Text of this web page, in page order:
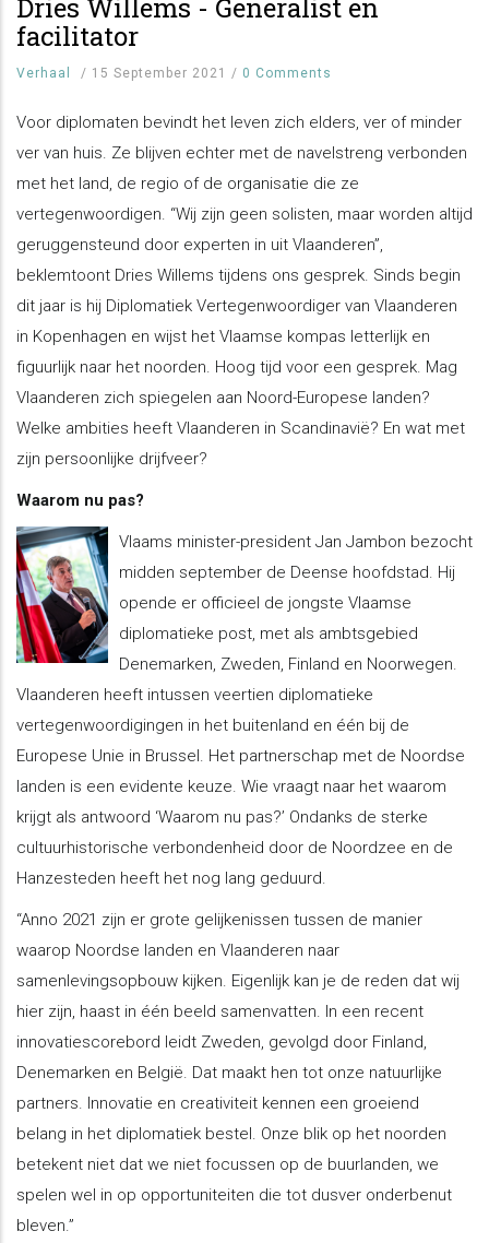
Dries Willems - Generalist en
facilitator
Verhaal / 15 September 2021 / 0 Comments
Voor diplomaten bevindt het leven zich elders, ver of minder
ver van huis. Ze blijven echter met de navelstreng verbonden
met het land, de regio of de organisatie die ze
vertegenwoordigen. “Wij zijn geen solisten, maar worden altijd
geruggensteund door experten in uit Vlaanderen”,
beklemtoont Dries Willems tijdens ons gesprek. Sinds begin
dit jaar is hij Diplomatiek Vertegenwoordiger van Vlaanderen
in Kopenhagen en wijst het Vlaamse kompas letterlijk en
figuurlijk naar het noorden. Hoog tijd voor een gesprek. Mag
Vlaanderen zich spiegelen aan Noord-Europese landen?
Welke ambities heeft Vlaanderen in Scandinavië? En wat met
zijn persoonlijke drijfveer?
Waarom nu pas?
Vlaams minister-president Jan Jambon bezocht
midden september de Deense hoofdstad. Hij
opende er officieel de jongste Vlaamse
diplomatieke post, met als ambtsgebied
Denemarken, Zweden, Finland en Noorwegen.
Vlaanderen heeft intussen veertien diplomatieke
vertegenwoordigingen in het buitenland en één bij de
Europese Unie in Brussel. Het partnerschap met de Noordse
landen is een evidente keuze. Wie vraagt naar het waarom
krijgt als antwoord ‘Waarom nu pas?’ Ondanks de sterke
cultuurhistorische verbondenheid door de Noordzee en de
Hanzesteden heeft het nog lang geduurd.
“Anno 2021 zijn er grote gelijkenissen tussen de manier
waarop Noordse landen en Vlaanderen naar
samenlevingsopbouw kijken. Eigenlijk kan je de reden dat wij
hier zijn, haast in één beeld samenvatten. In een recent
innovatiescorebord leidt Zweden, gevolgd door Finland,
Denemarken en België. Dat maakt hen tot onze natuurlijke
partners. Innovatie en creativiteit kennen een groeiend
belang in het diplomatiek bestel. Onze blik op het noorden
betekent niet dat we niet focussen op de buurlanden, we
spelen wel in op opportuniteiten die tot dusver onderbenut
bleven.”